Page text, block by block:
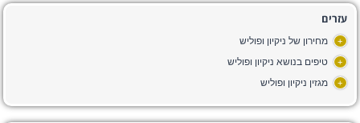
עזרים
+ מחירון של ניקיון ופוליש
+ טיפים בנושא ניקיון ופוליש
+ מגזין ניקיון ופוליש